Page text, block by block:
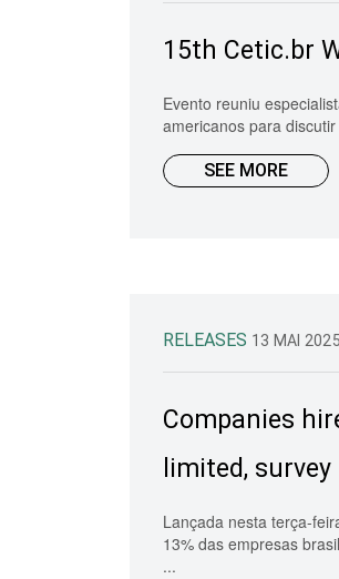
15th Cetic.br
Evento reuniu
americanos para
SEE MORE
RELEASES 13 MAI 2025
Companies
limited,
Lançada nesta terça-
13% das empresas
...